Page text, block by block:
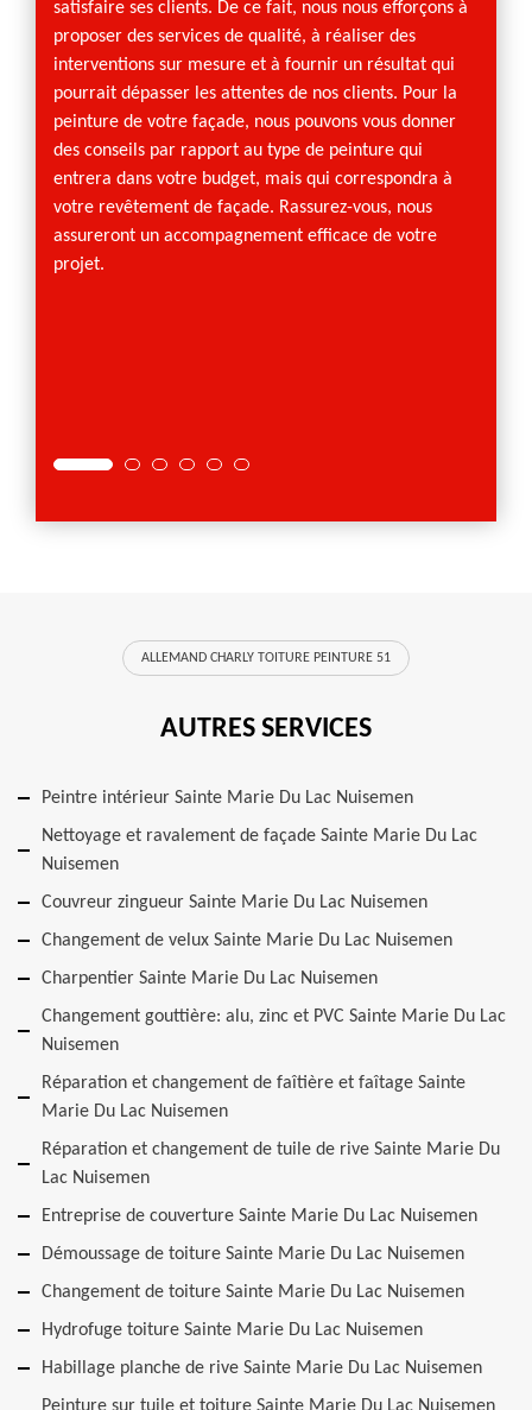
satisfaire ses clients. De ce fait, nous nous efforçons à
proposer des services de qualité, à réaliser des
interventions sur mesure et à fournir un résultat qui
pourrait dépasser les attentes de nos clients. Pour la
peinture de votre façade, nous pouvons vous donner
des conseils par rapport au type de peinture qui
entrera dans votre budget, mais qui correspondra à
votre revêtement de façade. Rassurez-vous, nous
assureront un accompagnement efficace de votre
projet.
ALLEMAND CHARLY TOITURE PEINTURE 51
AUTRES SERVICES
Peintre intérieur Sainte Marie Du Lac Nuisemen
Nettoyage et ravalement de façade Sainte Marie Du Lac
Nuisemen
Couvreur zingueur Sainte Marie Du Lac Nuisemen
Changement de velux Sainte Marie Du Lac Nuisemen
Charpentier Sainte Marie Du Lac Nuisemen
Changement gouttière: alu, zinc et PVC Sainte Marie Du Lac
Nuisemen
Réparation et changement de faîtière et faîtage Sainte
Marie Du Lac Nuisemen
Réparation et changement de tuile de rive Sainte Marie Du
Lac Nuisemen
Entreprise de couverture Sainte Marie Du Lac Nuisemen
Démoussage de toiture Sainte Marie Du Lac Nuisemen
Changement de toiture Sainte Marie Du Lac Nuisemen
Hydrofuge toiture Sainte Marie Du Lac Nuisemen
Habillage planche de rive Sainte Marie Du Lac Nuisemen